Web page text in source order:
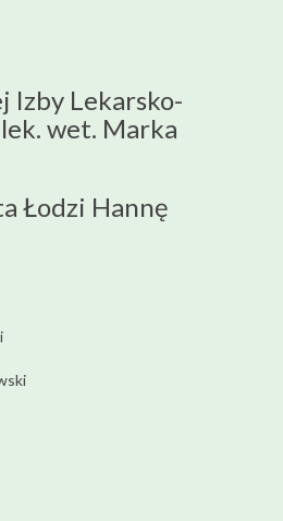
Izby Lekarsko-
wet. Marka
Łodzi Hannę